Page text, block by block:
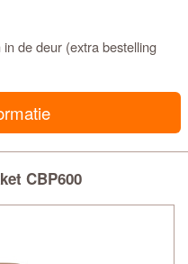
de deur (extra bestelling
CBP600